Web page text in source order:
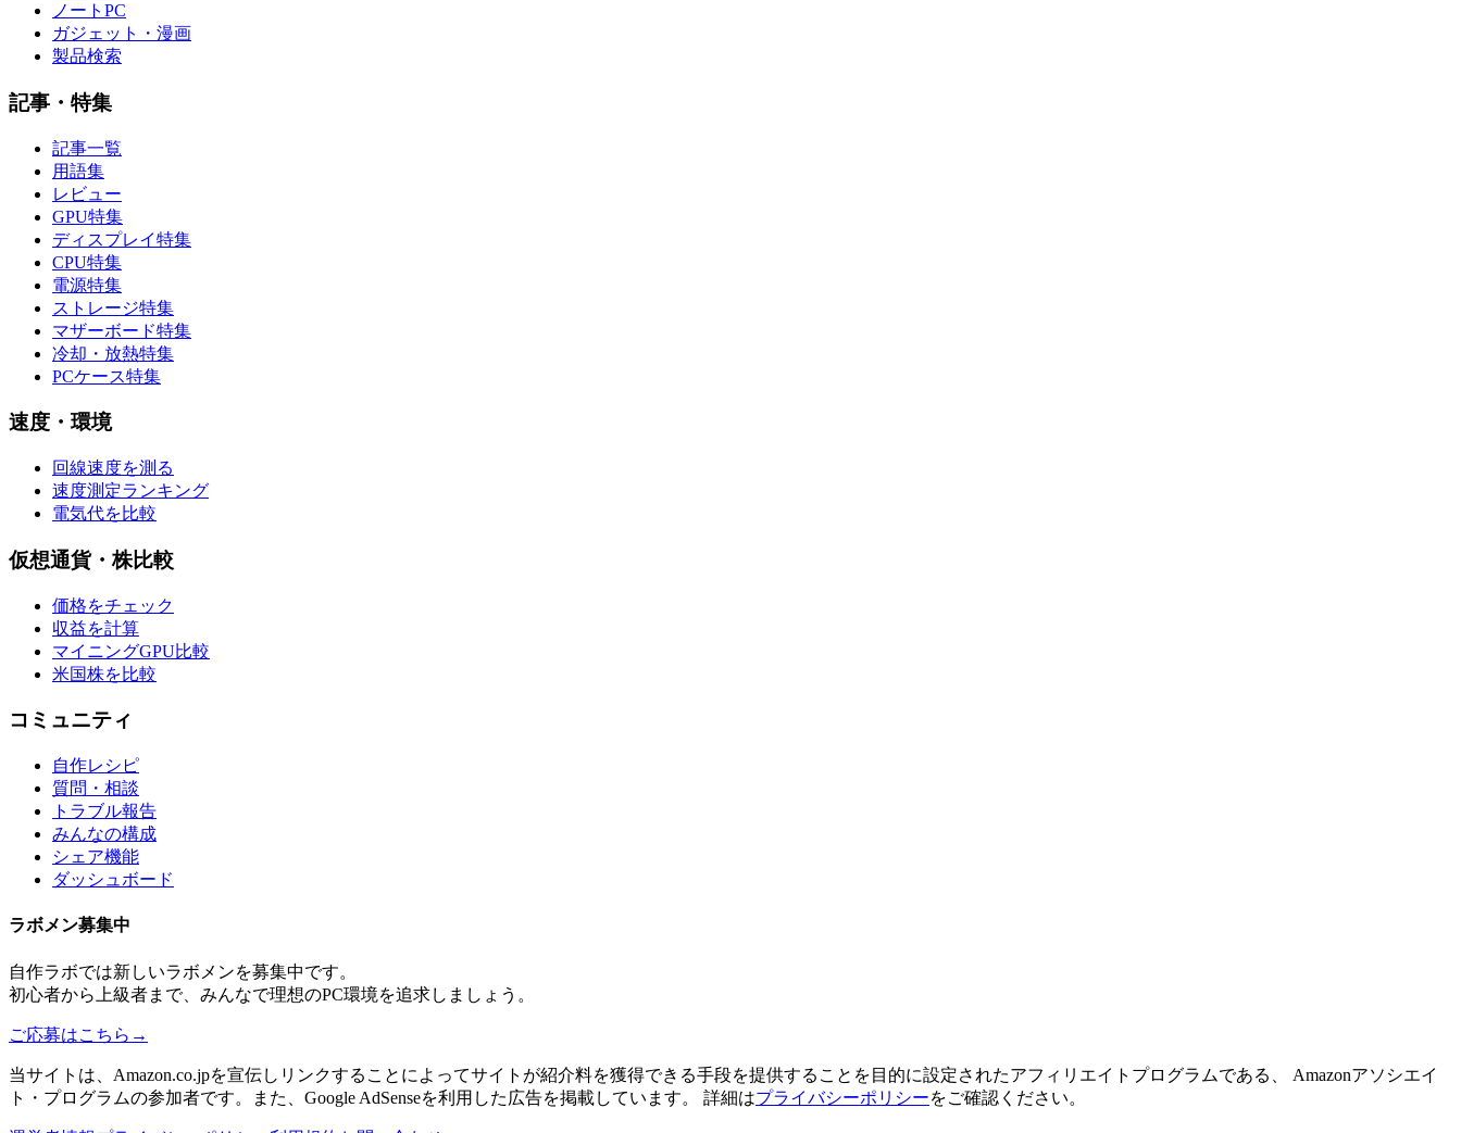
ノートPC
ガジェット・漫画
製品検索
記事・特集
記事一覧
用語集
レビュー
GPU特集
ディスプレイ特集
CPU特集
電源特集
ストレージ特集
マザーボード特集
冷却・放熱特集
PCケース特集
速度・環境
回線速度を測る
速度測定ランキング
電気代を比較
仮想通貨・株比較
価格をチェック
収益を計算
マイニングGPU比較
米国株を比較
コミュニティ
自作レシピ
質問・相談
トラブル報告
みんなの構成
シェア機能
ダッシュボード
ラボメン募集中
自作ラボでは新しいラボメンを募集中です。
初心者から上級者まで、みんなで理想のPC環境を追求しましょう。
ご応募はこちら →
当サイトは、Amazon.co.jpを宣伝しリンクすることによってサイトが紹介料を獲得できる手段を提供することを目的に設定されたアフィリエイトプログラムである、 Amazonアソシエイ
ト・プログラムの参加者です。また、Google AdSenseを利用した広告を掲載しています。 詳細はプライバシーポリシーをご確認ください。